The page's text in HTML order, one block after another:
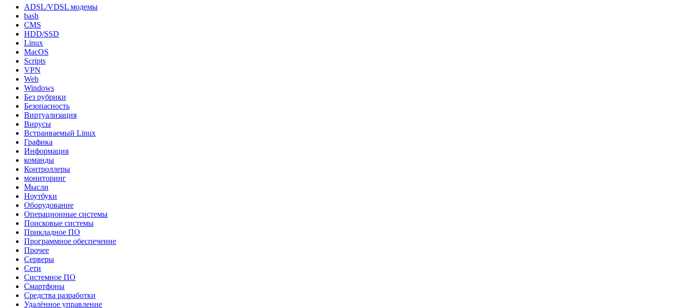
ADSL/VDSL модемы
bash
CMS
HDD/SSD
Linux
MacOS
Scripts
VPN
Web
Windows
Без рубрики
Безопасность
Виртуализация
Вирусы
Встраиваемый Linux
Графика
Информация
команды
Контроллеры
мониторинг
Мысли
Ноутбуки
Оборудование
Операционные системы
Поисковые системы
Прикладное ПО
Программное обеспечение
Прочее
Серверы
Сети
Системное ПО
Смартфоны
Средства разработки
Удалённое управление